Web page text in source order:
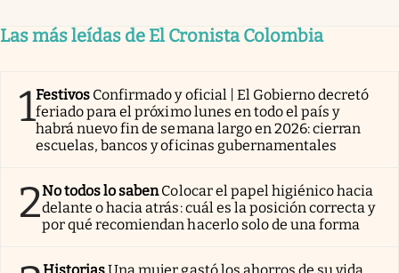
Las más leídas de El Cronista Colombia
1Festivos Confirmado y oficial | El Gobierno decretó
feriado para el próximo lunes en todo el país y
habrá nuevo fin de semana largo en 2026: cierran
escuelas, bancos y oficinas gubernamentales
2No todos lo sabenColocar el papel higiénico hacia
delante o hacia atrás: cuál es la posición correcta y
por qué recomiendan hacerlo solo de una forma